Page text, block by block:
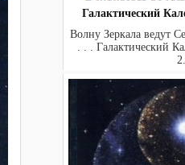
Галактический
Волну Зеркала
. . . Галактический